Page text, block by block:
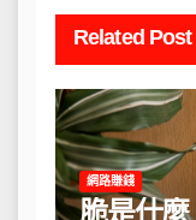
Related Post
網路賺錢
脆是什